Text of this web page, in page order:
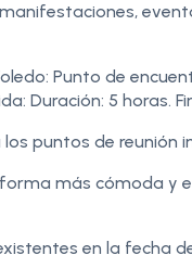
Punto de
Duración: 5 horas.
puntos de reunión
más cómoda y
en la fecha